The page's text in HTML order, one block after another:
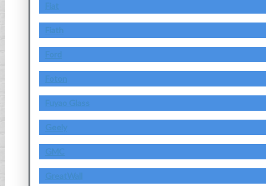
Fiat
Fiath
Ford
Foton
Fuyao Glass
Geely
GMC
GreatWall